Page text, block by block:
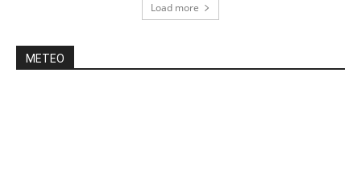
Load more
METEO